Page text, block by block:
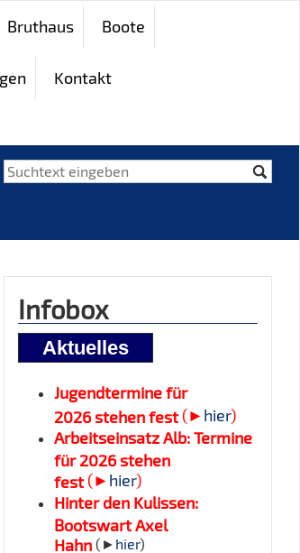
Bruthaus Boote
Kontakt
Infobox
Aktuelles
Jugendtermine für
2026 stehen fest (► hier)
Arbeitseinsatz Alb: Termine
für 2026 stehen
fest(► hier)
Hinter den Kulissen:
Bootswart Axel
Hahn (► hier)